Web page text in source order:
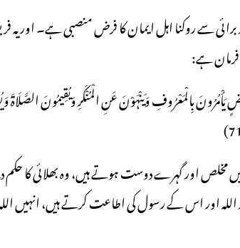
برائی سے روکنا اہل ایمان کا فرض منصبی ہے۔ اور
فرمان ہے:
بِالْمَعْرُوفِ وَیَنْہَوْنَ عَنِ الْمُنْکَرِ وَیُقِیمُونَ الصَّلَاۃَ
مخلص اور گہرے دوست ہوتے ہیں، وہ بھلائی کا حکم
اور اس کے رسول کی اطاعت کرتے ہیں، انہیں